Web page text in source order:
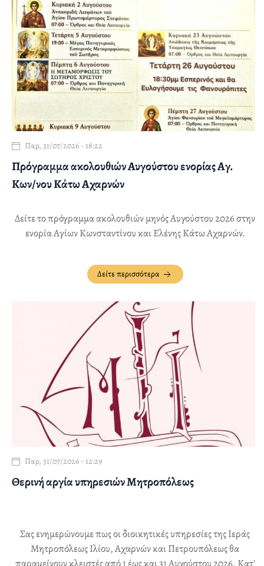
Παρ, 31/07/2026 - 18:22
Πρόγραμμα ακολουθιών Αυγούστου ενορίας Αγ.
Κων/νου Κάτω Αχαρνών
Δείτε το πρόγραμμα ακολουθιών μηνός Αυγούστου 2026 στην
ενορία Αγίων Κωνσταντίνου και Ελένης Κάτω Αχαρνών.
Δείτε περισσότερα
Παρ, 31/07/2026 - 12:29
Θερινή αργία υπηρεσιών Μητροπόλεως
Σας ενημερώνουμε πως οι διοικητικές υπηρεσίες της Ιεράς
Μητροπόλεως Ιλίου, Αχαρνών και Πετρουπόλεως θα
παραμείνουν κλειστές από 1 έως και 31 Αυγούστου 2026. Κατ'